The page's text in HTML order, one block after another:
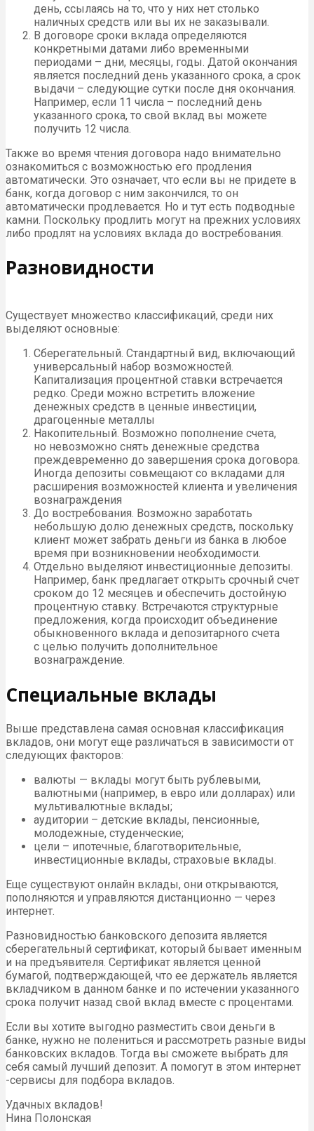
день, ссылаясь на то, что у них нет столько
наличных средств или вы их не заказывали.
В договоре сроки вклада определяются
конкретными датами либо временными
периодами – дни, месяцы, годы. Датой окончания
является последний день указанного срока, а срок
выдачи – следующие сутки после дня окончания.
Например, если 11 числа – последний день
указанного срока, то свой вклад вы можете
получить 12 числа.
Также во время чтения договора надо внимательно
ознакомиться с возможностью его продления
автоматически. Это означает, что если вы не придете в
банк, когда договор с ним закончился, то он
автоматически продлевается. Но и тут есть подводные
камни. Поскольку продлить могут на прежних условиях
либо продлят на условиях вклада до востребования.
Разновидности
Существует множество классификаций, среди них
выделяют основные:
Сберегательный. Стандартный вид, включающий
универсальный набор возможностей.
Капитализация процентной ставки встречается
редко. Среди можно встретить вложение
денежных средств в ценные инвестиции,
драгоценные металлы
Накопительный. Возможно пополнение счета,
но невозможно снять денежные средства
преждевременно до завершения срока договора.
Иногда депозиты совмещают со вкладами для
расширения возможностей клиента и увеличения
вознаграждения
До востребования. Возможно заработать
небольшую долю денежных средств, поскольку
клиент может забрать деньги из банка в любое
время при возникновении необходимости.
Отдельно выделяют инвестиционные депозиты.
Например, банк предлагает открыть срочный счет
сроком до 12 месяцев и обеспечить достойную
процентную ставку. Встречаются структурные
предложения, когда происходит объединение
обыкновенного вклада и депозитарного счета
с целью получить дополнительное
вознаграждение.
Специальные вклады
Выше представлена самая основная классификация
вкладов, они могут еще различаться в зависимости от
следующих факторов:
валюты — вклады могут быть рублевыми,
валютными (например, в евро или долларах) или
мультивалютные вклады;
аудитории – детские вклады, пенсионные,
молодежные, студенческие;
цели – ипотечные, благотворительные,
инвестиционные вклады, страховые вклады.
Еще существуют онлайн вклады, они открываются,
пополняются и управляются дистанционно — через
интернет.
Разновидностью банковского депозита является
сберегательный сертификат, который бывает именным
и на предъявителя. Сертификат является ценной
бумагой, подтверждающей, что ее держатель является
вкладчиком в данном банке и по истечении указанного
срока получит назад свой вклад вместе с процентами.
Если вы хотите выгодно разместить свои деньги в
банке, нужно не полениться и рассмотреть разные виды
банковских вкладов. Тогда вы сможете выбрать для
себя самый лучший депозит. А помогут в этом интернет
-сервисы для подбора вкладов.
Удачных вкладов!
Нина Полонская